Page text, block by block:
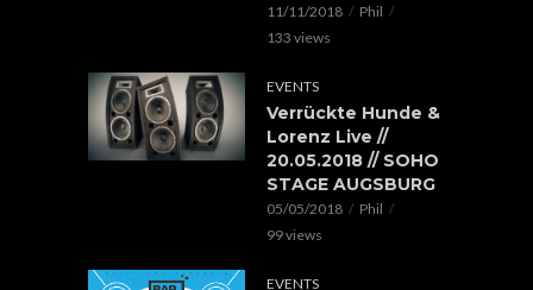
11/11/2018
Phil
133 views
EVENTS
Verrückte Hunde &
Lorenz Live //
20.05.2018 // SOHO
STAGE AUGSBURG
05/05/2018
Phil
99 views
EVENTS